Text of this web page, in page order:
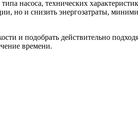
насоса, технических
но и снизить энергозатраты,
и подобрать действительно
времени.